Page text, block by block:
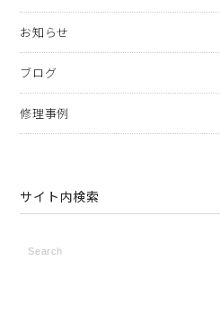
お知らせ
ブログ
修理事例
サイト内検索